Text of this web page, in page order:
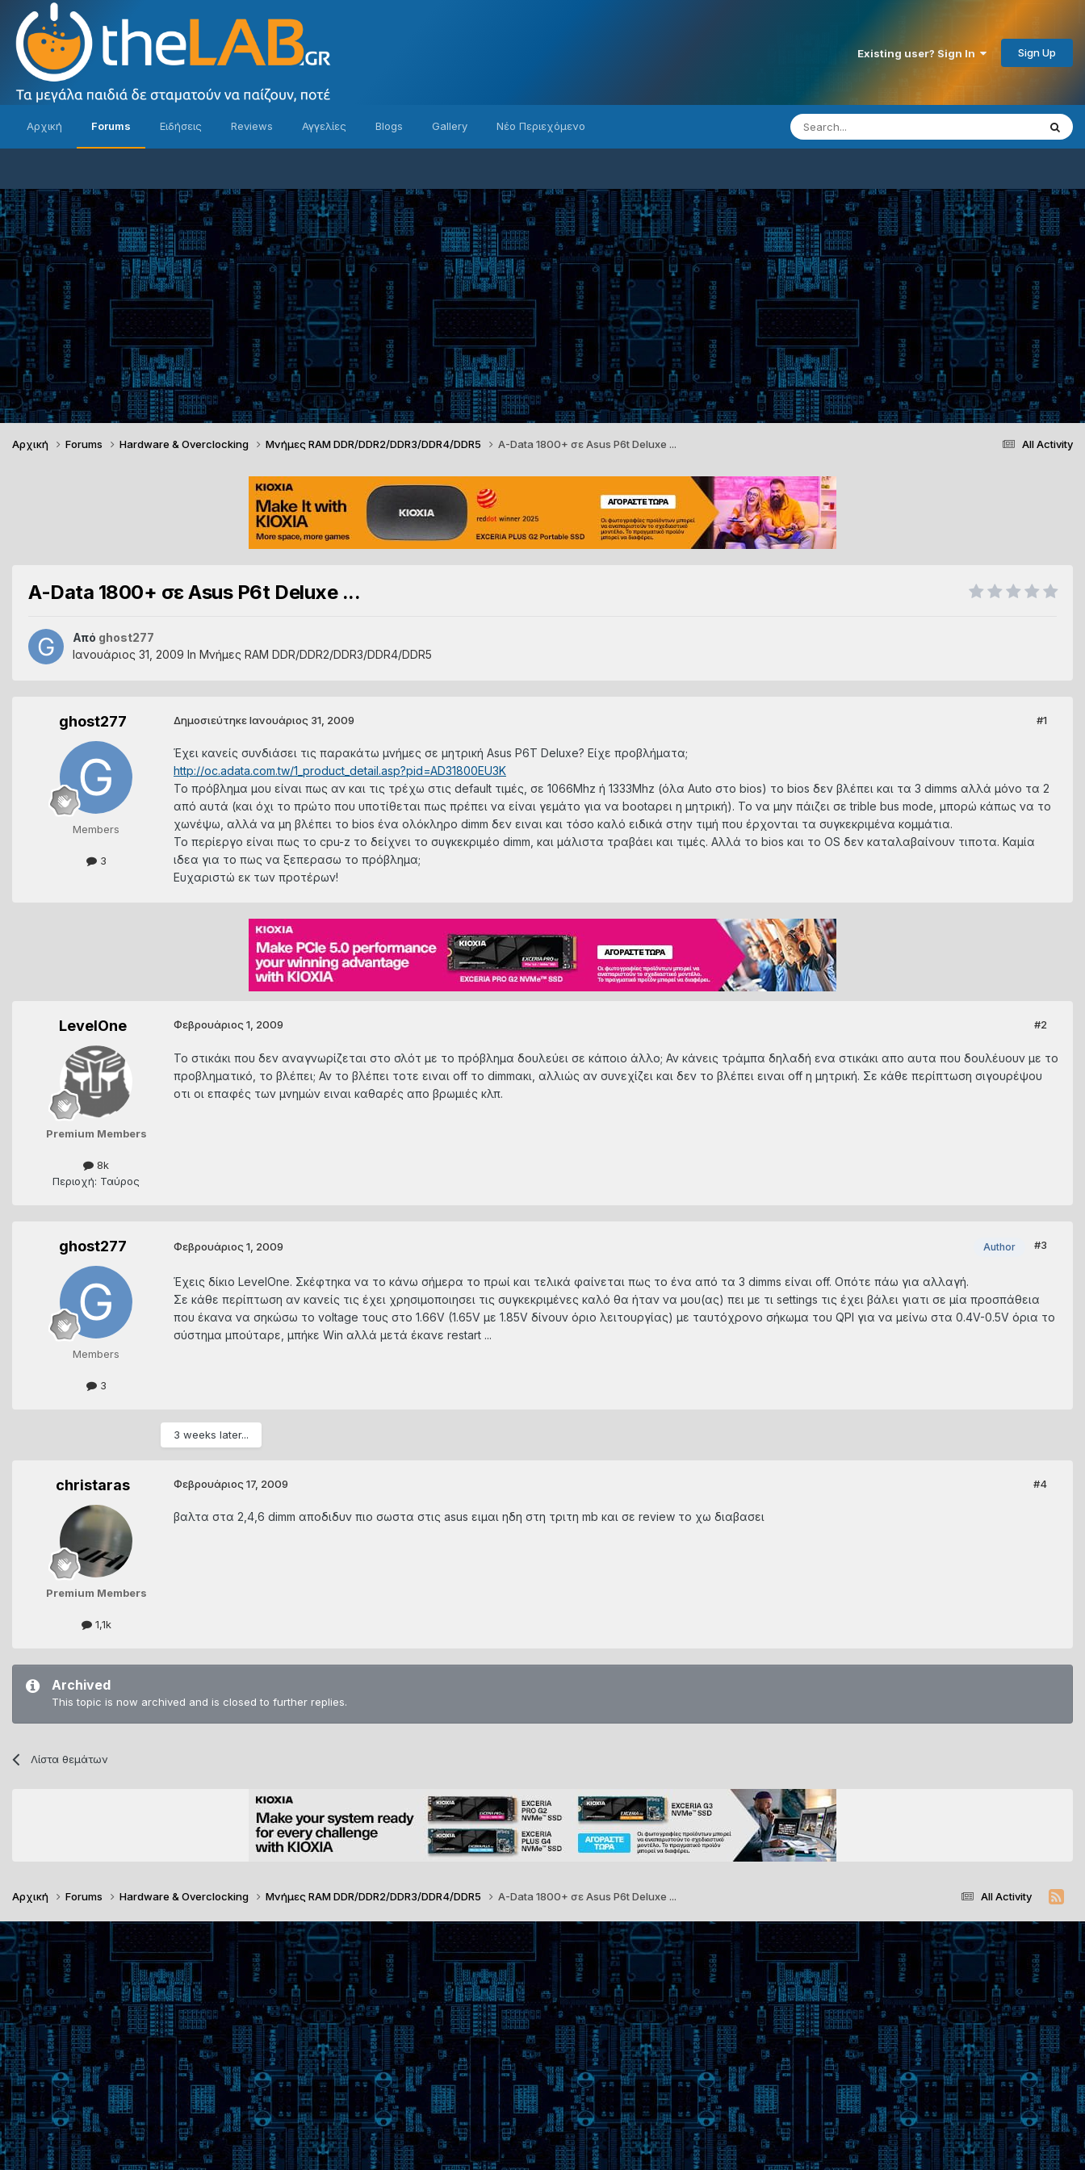
Existing user? Sign In Sign Up
Αρχική Forums Ειδήσεις Reviews Αγγελίες Blogs Gallery Νέο Περιεχόμενο
All Activity
Αρχική Forums Hardware & Overclocking Μνήμες RAM DDR/DDR2/DDR3/DDR4/DDR5 A-Data 1800+ σε Asus P6t Deluxe ...
A-Data 1800+ σε Asus P6t Deluxe ...
Από ghost277
Ιανουάριος 31, 2009 In Μνήμες RAM DDR/DDR2/DDR3/DDR4/DDR5
ghost277
Members
3
#1
ΔημοσιεύτηκεΙανουάριος 31, 2009
Έχει κανείς συνδιάσει τις παρακάτω μνήμες σε μητρική Asus P6T Deluxe? Είχε προβλήματα;
http://oc.adata.com.tw/1_product_detail.asp?pid=AD31800EU3K
Το πρόβλημα μου είναι πως αν και τις τρέχω στις default τιμές, σε 1066Mhz ή 1333Mhz (όλα Auto στο bios) το bios δεν βλέπει και τα 3 dimms αλλά μόνο τα 2
από αυτά (και όχι το πρώτο που υποτίθεται πως πρέπει να είναι γεμάτο για να bootαρει η μητρική). Το να μην πάιζει σε trible bus mode, μπορώ κάπως να το
χωνέψω, αλλά να μη βλέπει το bios ένα ολόκληρο dimm δεν ειναι και τόσο καλό ειδικά στην τιμή που έρχονται τα συγκεκριμένα κομμάτια.
Το περίεργο είναι πως το cpu-z το δείχνει το συγκεκριμέο dimm, και μάλιστα τραβάει και τιμές. Αλλά το bios και το OS δεν καταλαβαίνουν τιποτα. Καμία
ιδεα για το πως να ξεπερασω το πρόβλημα;
Ευχαριστώ εκ των προτέρων!
LevelOne
Premium Members
8k
Περιοχή: Ταύρος
#2
Φεβρουάριος 1, 2009
Το στικάκι που δεν αναγνωρίζεται στο σλότ με το πρόβλημα δουλεύει σε κάποιο άλλο; Αν κάνεις τράμπα δηλαδή ενα στικάκι απο αυτα που δουλέυουν με το
προβληματικό, το βλέπει; Αν το βλέπει τοτε ειναι off το dimmακι, αλλιώς αν συνεχίζει και δεν το βλέπει ειναι off η μητρική. Σε κάθε περίπτωση σιγουρέψου
οτι οι επαφές των μνημών ειναι καθαρές απο βρωμιές κλπ.
ghost277
Members
3
Author #3
Φεβρουάριος 1, 2009
Έχεις δίκιο LevelOne. Σκέφτηκα να το κάνω σήμερα το πρωί και τελικά φαίνεται πως το ένα από τα 3 dimms είναι off. Οπότε πάω για αλλαγή.
Σε κάθε περίπτωση αν κανείς τις έχει χρησιμοποιησει τις συγκεκριμένες καλό θα ήταν να μου(ας) πει με τι settings τις έχει βάλει γιατι σε μία προσπάθεια
που έκανα να σηκώσω το voltage τους στο 1.66V (1.65V με 1.85V δίνουν όριο λειτουργίας) με ταυτόχρονο σήκωμα του QPI για να μείνω στα 0.4V-0.5V όρια το
σύστημα μπούταρε, μπήκε Win αλλά μετά έκανε restart ...
3 weeks later...
christaras
Premium Members
1,1k
#4
Φεβρουάριος 17, 2009
βαλτα στα 2,4,6 dimm αποδιδυν πιο σωστα στις asus ειμαι ηδη στη τριτη mb και σε review το χω διαβασει
Archived
This topic is now archived and is closed to further replies.
Λίστα θεμάτων
All Activity
Αρχική Forums Hardware & Overclocking Μνήμες RAM DDR/DDR2/DDR3/DDR4/DDR5 A-Data 1800+ σε Asus P6t Deluxe ...